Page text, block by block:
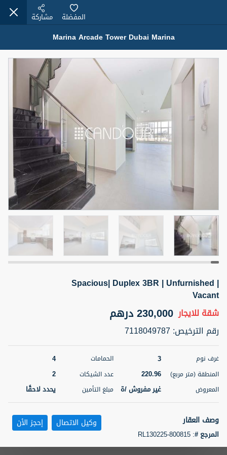
عقارات للإيجار (13750)
Modern Renovated Unit Near Marina Metro Station
شقة
للإيجار 95,000 درهم
سرير
المنطقة (متر
مربع)
70.03
الشيكات
1
اسم الوسيط
NILOOFAR ABBAS VAKIL
رقم الوسيط
5 أشهر +
ELBRUS TOWER UNIT 2701 ON RENT
شقةللإيجار
سرير
1
71.39
مفروش/ ة 2
اسم الوسيط
ABDEMANAF EQBALBHAI KHANBHAI
KHANBHAI EQBALBHAI SIRAJUDDIN
أتصل
الأن
5 أشهر +
Marina Arcade Tower Dubai Marina
المفضلة مشاركة
Spacious| Duplex 3BR | Unfurnished |
Vacant
شقة للايجار 230,000 درهم
رقم الترخيص:
7118049787
غرف نوم 3 الحمامات 4
المنطقة (متر مربع) 220.96 عدد الشيكات 2
المعروض غير مفروش /ة مبلغ التأمين يحدد لاحقًا
وصف العقار
المرجع #:
RL130225-800815
وكيل الاتصال إحجز الأن تصفية المفضلة خريطة